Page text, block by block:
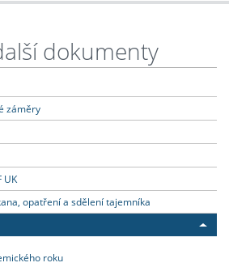
dokumenty
záměry
UK
opatření a sdělení tajemníka
roku